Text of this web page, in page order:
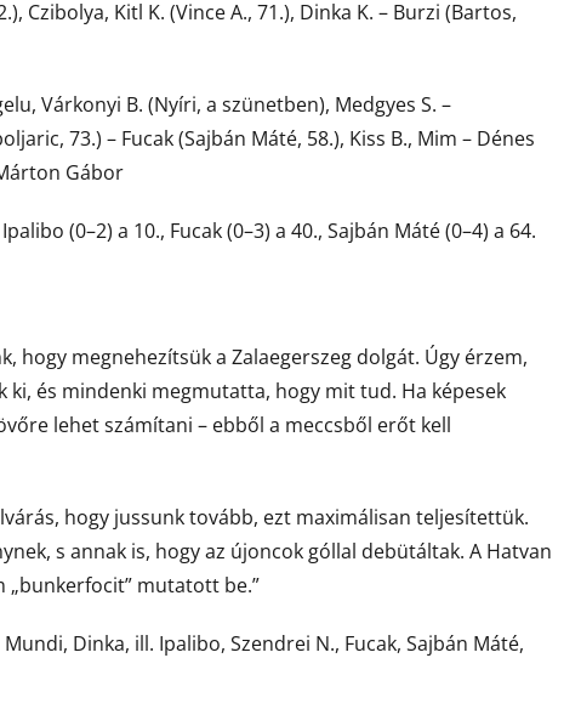
Czibolya, Kitl K. (Vince A., 71.), Dinka K. – Burzi (Bartos,
Várkonyi B. (Nyíri, a szünetben), Medgyes S. –
73.) – Fucak (Sajbán Máté, 58.), Kiss B., Mim – Dénes
Gábor
(0–2) a 10., Fucak (0–3) a 40., Sajbán Máté (0–4) a 64.
hogy megnehezítsük a Zalaegerszeg dolgát. Úgy érzem,
és mindenki megmutatta, hogy mit tud. Ha képesek
lehet számítani – ebből a meccsből erőt kell
hogy jussunk tovább, ezt maximálisan teljesítettük.
s annak is, hogy az újoncok góllal debütáltak. A Hatvan
mutatott be.”
Dinka, ill. Ipalibo, Szendrei N., Fucak, Sajbán Máté,